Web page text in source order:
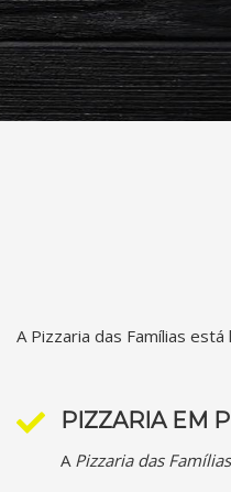
A Pizzaria das Famílias
PIZZARIA EM
A Pizzaria das Famílias